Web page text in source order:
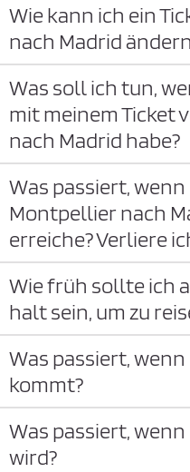
Wie kann ich ein
nach Madrid
Was soll ich tun,
mit meinem Ticket
nach Madrid habe?
Was passiert,
Montpellier nach
erreiche? Verliere
Wie früh sollte ich
halt sein, um zu
Was passiert,
kommt?
Was passiert,
wird?